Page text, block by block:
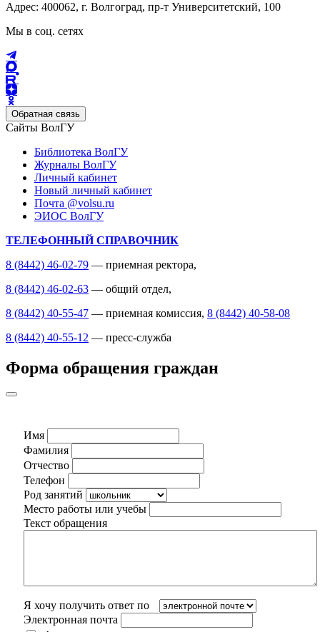
Адрес: 400062, г. Волгоград, пр-т Университетский, 100
Мы в соц. сетях
Обратная связь
Сайты ВолГУ
Библиотека ВолГУ
Журналы ВолГУ
Личный кабинет
Новый личный кабинет
Почта @volsu.ru
ЭИОС ВолГУ
ТЕЛЕФОННЫЙ СПРАВОЧНИК
8 (8442) 46-02-79 — приемная ректора,
8 (8442) 46-02-63 — общий отдел,
8 (8442) 40-55-47 — приемная комиссия, 8 (8442) 40-58-08
8 (8442) 40-55-12 — пресс-служба
Форма обращения граждан
Имя
Фамилия
Отчество
Телефон
Род занятий
Место работы или учебы
Текст обращения
Я хочу получить ответ по
Электронная почта